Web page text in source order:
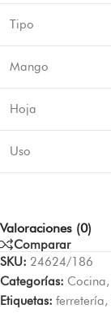
Tipo
Mango
Hoja
Uso
Valoraciones (0)
Comparar
SKU: 24624/186
Categorías: Cocina,
Etiquetas: ferretería,